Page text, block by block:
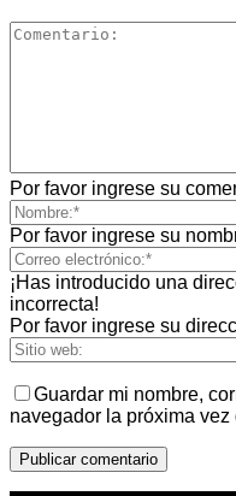
Por favor ingrese su
Por favor ingrese su
¡Has introducido una
incorrecta!
Por favor ingrese su
Guardar mi nombre,
navegador la próxima vez